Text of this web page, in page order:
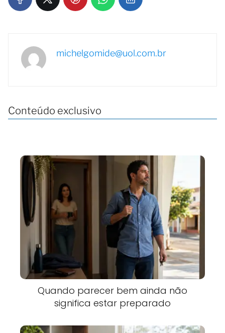
michelgomide@uol.com.br
Conteúdo exclusivo
Quando parecer bem ainda não
significa estar preparado